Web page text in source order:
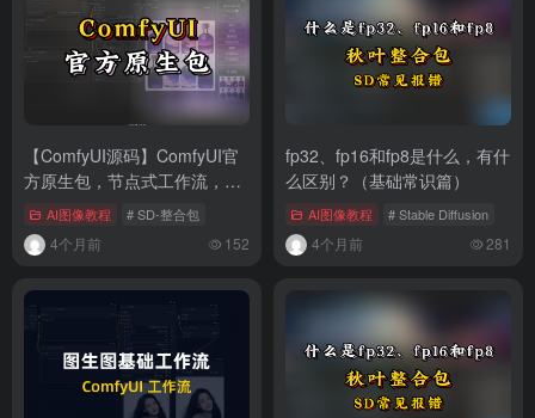
【ComfyUI源码】ComfyUI官
方原生包，节点式工作流，AI
绘画工具
AI图像教程 # SD-整合包
4个月前 152
fp32、fp16和fp8是什么，有什
么区别？（基础常识篇）
AI图像教程 # Stable Diffusion
4个月前 281